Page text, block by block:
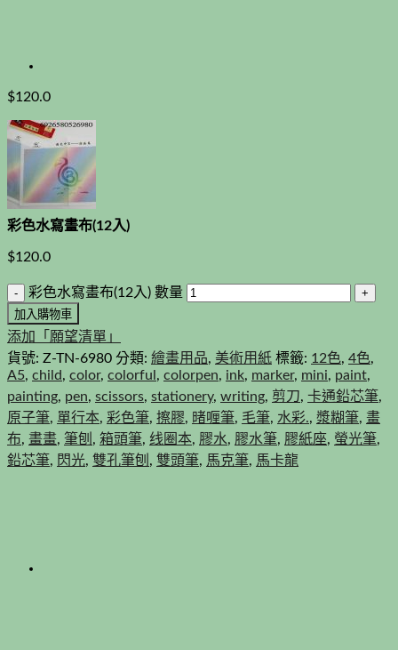
$120.0
彩色水寫畫布(12入)
$120.0
彩色水寫畫布(12入) 數量
加入購物車
添加「願望清單」
貨號: Z-TN-6980 分類: 繪畫用品, 美術用紙 標籤: 12色, 4色,
A5, child, color, colorful , colorpen, ink, marker, mini, paint,
painting, pen, scissors, stationery, writing, 剪刀, 卡通鉛芯筆,
原子筆, 單行本, 彩色筆, 擦膠, 暏喱筆, 毛筆, 水彩., 漿糊筆, 畫
布, 畫畫, 筆刨 , 箱頭筆, 线圈本, 膠水, 膠水筆, 膠紙座, 螢光筆,
鉛芯筆, 閃光, 雙孔筆刨 , 雙頭筆, 馬克筆, 馬卡龍